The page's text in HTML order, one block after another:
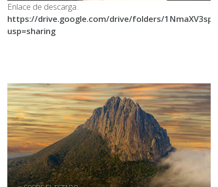
Enlace de descarga.
https://drive.google.com/drive/folders/
usp=sharing